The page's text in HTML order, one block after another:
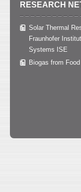
RESEARCH
Solar Thermal
Fraunhofer
Systems ISE
Biogas from